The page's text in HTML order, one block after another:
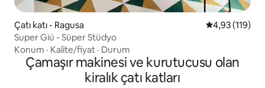
Çatı katı - Ragusa 5 üzerinden
4,93 (119)
Super Giú - Süper Stüdyo
Konum · Kalite/fiyat · Durum
Çamaşır makinesi ve kurutucusu olan
kiralık çatı katları